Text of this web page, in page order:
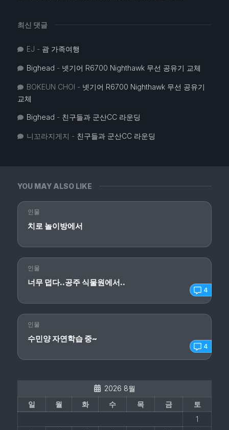
YOU MAY ALSO LIKE
인물
치로 놀이방에서
4
인물
너무 덥다..공주 식물원에서..
4
인물
수민양 자연학습 중~
2026 8월
일
월 화 수 목 금
토
1
최신 댓글
EJ - 괌 가족여행
Bighead - 넷기어 R6700 Nighthawk 무선 공유기 교체
BOKEUN CHOI - 넷기어 R6700 Nighthawk 무선 공유기
교체
Bighead - 친구들과 군산CC 라운딩
니꼬라지게지 - 친구들과 군산CC 라운딩